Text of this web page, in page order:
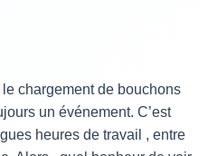
chargement de bouchons
un événement. C’est
heures de travail , entre